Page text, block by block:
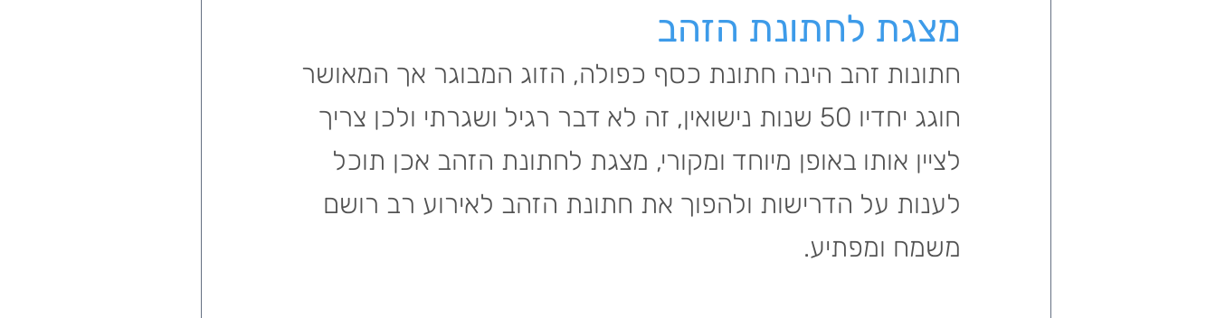
מצגת לחתונת הזהב
חתונות זהב הינה חתונת כסף כפולה, הזוג המבוגר אך המאושר
חוגג יחדיו 50 שנות נישואין, זה לא דבר רגיל ושגרתי ולכן צריך
לציין אותו באופן מיוחד ומקורי, מצגת לחתונת הזהב אכן תוכל
לענות על הדרישות ולהפוך את חתונת הזהב לאירוע רב רושם
משמח ומפתיע.